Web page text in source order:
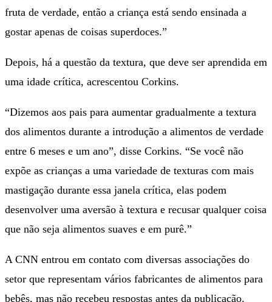
fruta de verdade, então a criança está sendo ensinada a
gostar apenas de coisas superdoces.”
Depois, há a questão da textura, que deve ser aprendida em
uma idade crítica, acrescentou Corkins.
“Dizemos aos pais para aumentar gradualmente a textura
dos alimentos durante a introdução a alimentos de verdade
entre 6 meses e um ano”, disse Corkins. “Se você não
expõe as crianças a uma variedade de texturas com mais
mastigação durante essa janela crítica, elas podem
desenvolver uma aversão à textura e recusar qualquer coisa
que não seja alimentos suaves e em purê.”
A CNN entrou em contato com diversas associações do
setor que representam vários fabricantes de alimentos para
bebês, mas não recebeu respostas antes da publicação.